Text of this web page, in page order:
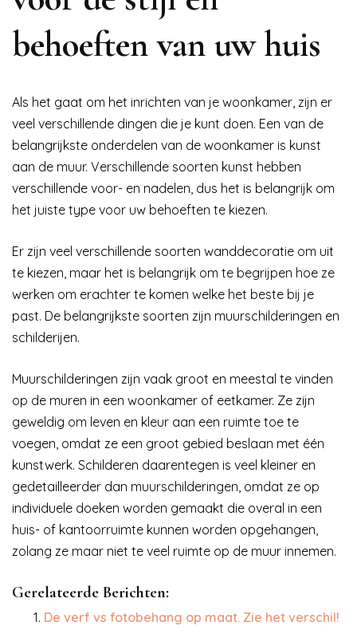
behoeften van uw huis
Als het gaat om het inrichten van je woonkamer, zijn er
veel verschillende dingen die je kunt doen. Een van de
belangrijkste onderdelen van de woonkamer is kunst
aan de muur. Verschillende soorten kunst hebben
verschillende voor- en nadelen, dus het is belangrijk om
het juiste type voor uw behoeften te kiezen.
Er zijn veel verschillende soorten wanddecoratie om uit
te kiezen, maar het is belangrijk om te begrijpen hoe ze
werken om erachter te komen welke het beste bij je
past. De belangrijkste soorten zijn muurschilderingen en
schilderijen.
Muurschilderingen zijn vaak groot en meestal te vinden
op de muren in een woonkamer of eetkamer. Ze zijn
geweldig om leven en kleur aan een ruimte toe te
voegen, omdat ze een groot gebied beslaan met één
kunstwerk. Schilderen daarentegen is veel kleiner en
gedetailleerder dan muurschilderingen, omdat ze op
individuele doeken worden gemaakt die overal in een
huis- of kantoorruimte kunnen worden opgehangen,
zolang ze maar niet te veel ruimte op de muur innemen.
Gerelateerde Berichten:
De verf vs fotobehang op maat. Zie het verschil!